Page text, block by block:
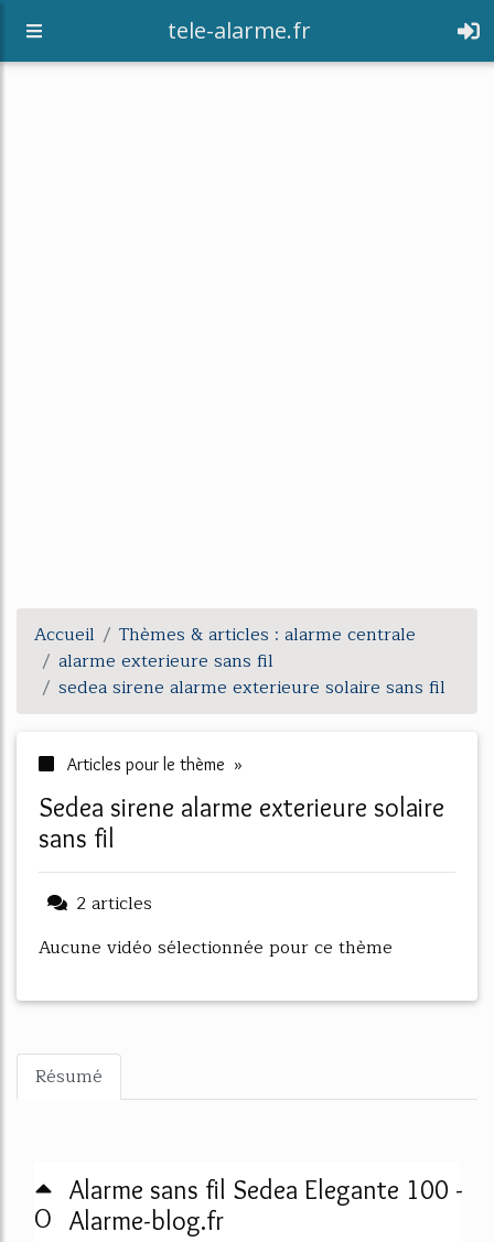
tele-alarme.fr
Accueil
Thèmes & articles : alarme centrale
alarme exterieure sans fil
sedea sirene alarme exterieure solaire sans fil
Articles pour le thème »
sedea sirene alarme exterieure solaire
sans fil
2 articles
Aucune vidéo sélectionnée pour ce thème
Résumé
0
Alarme sans fil Sedea Elegante 100 -
Alarme-blog.fr